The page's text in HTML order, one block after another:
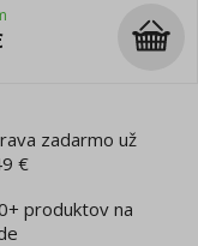
zadarmo už
€
produktov na